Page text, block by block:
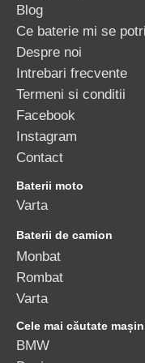
Blog
Ce baterie mi se
Despre noi
Intrebari frecvente
Termeni si conditii
Facebook
Instagram
Contact
Baterii moto
Varta
Baterii de camion
Monbat
Rombat
Varta
Cele mai căutate
BMW